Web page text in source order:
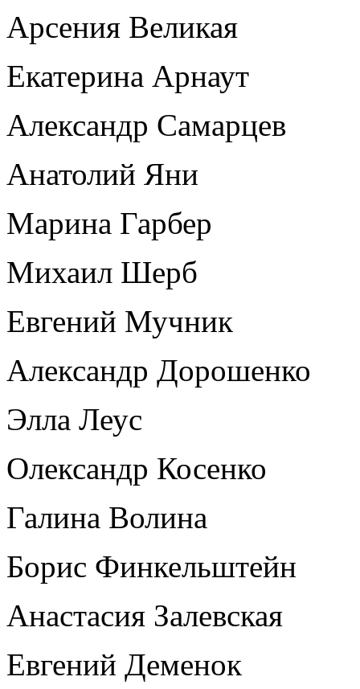
Арсения Великая
Екатерина Арнаут
Александр Самарцев
Анатолий Яни
Марина Гарбер
Михаил Шерб
Евгений Мучник
Александр Дорошенко
Элла Леус
Олександр Косенко
Галина Волина
Борис Финкельштейн
Анастасия Залевская
Евгений Деменок